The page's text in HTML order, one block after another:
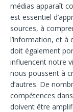
médias apparaît
est essentiel
sources, à
l’information, et à
doit également
influencent notre
nous poussent à
d’autres. De
compétences
doivent être